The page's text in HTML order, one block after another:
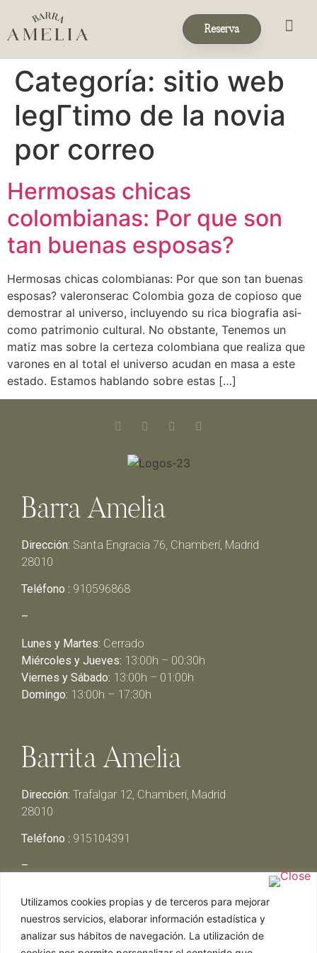
Utilizamos cookies propias y de terceros para mejorar
nuestros servicios, elaborar información estadística y
analizar sus hábitos de navegación. La utilización de
Reserva
Categoría: sitio web
legГ­timo de la novia
por correo
Hermosas chicas
colombianas: Por que son
tan buenas esposas?
Hermosas chicas colombianas: Por que son tan buenas
esposas? valeronserac Colombia goza de copioso que
demostrar al universo, incluyendo su rica biografia asi­
como patrimonio cultural. No obstante, Tenemos un
matiz mas sobre la certeza colombiana que realiza que
varones en al total el universo acudan en masa a este
estado. Estamos hablando sobre estas […]
Barra Amelia
Dirección: Santa Engracia 76, Chamberí, Madrid
28010
Teléfono : 910596868
–
Lunes y Martes: Cerrado
Miércoles y Jueves: 13:00h – 00:30h
Viernes y Sábado: 13:00h – 01:00h
Domingo: 13:00h – 17:30h
Barrita Amelia
Dirección: Trafalgar 12, Chamberí, Madrid
28010
Teléfono : 915104391
–
Miércoles y Jueves:13:00h – 00:30h
Viernes y Sábado: 13:00h – 01:00h
Domingo:13:00h – 17:30h